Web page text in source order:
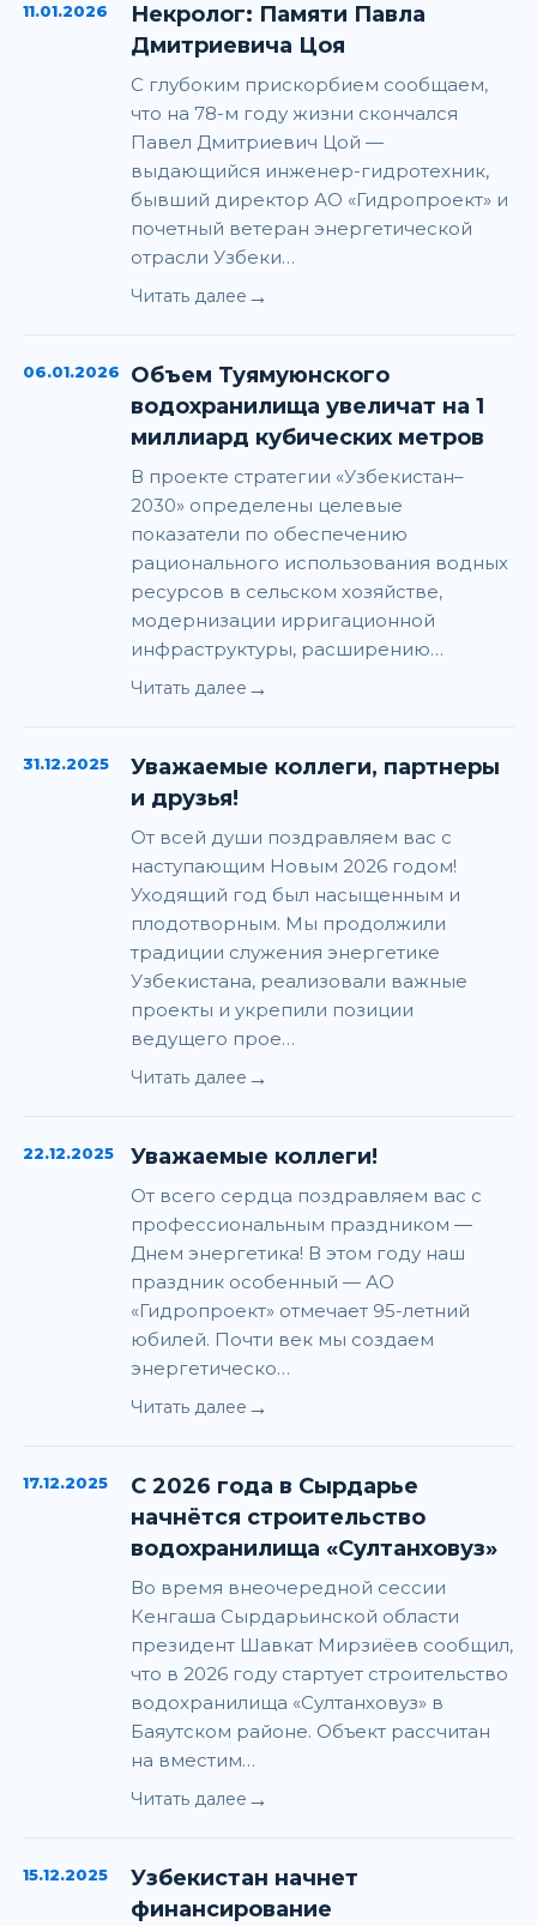
11.01.2026
Некролог: Памяти Павла
Дмитриевича Цоя
С глубоким прискорбием сообщаем,
что на 78-м году жизни скончался
Павел Дмитриевич Цой —
выдающийся инженер-гидротехник,
бывший директор АО «Гидропроект» и
почетный ветеран энергетической
отрасли Узбеки…
Читать далее →
06.01.2026
Объем Туямуюнского
водохранилища увеличат на 1
миллиард кубических метров
В проекте стратегии «Узбекистан–
2030» определены целевые
показатели по обеспечению
рационального использования водных
ресурсов в сельском хозяйстве,
модернизации ирригационной
инфраструктуры, расширению…
Читать далее →
31.12.2025
Уважаемые коллеги, партнеры
и друзья!
От всей души поздравляем вас с
наступающим Новым 2026 годом!
Уходящий год был насыщенным и
плодотворным. Мы продолжили
традиции служения энергетике
Узбекистана, реализовали важные
проекты и укрепили позиции
ведущего прое…
Читать далее →
22.12.2025 Уважаемые коллеги!
От всего сердца поздравляем вас с
профессиональным праздником —
Днем энергетика! В этом году наш
праздник особенный — АО
«Гидропроект» отмечает 95-летний
юбилей. Почти век мы создаем
энергетическо…
Читать далее →
17.12.2025
С 2026 года в Сырдарье
начнётся строительство
водохранилища «Султанховуз»
Во время внеочередной сессии
Кенгаша Сырдарьинской области
президент Шавкат Мирзиёев сообщил,
что в 2026 году стартует строительство
водохранилища «Султанховуз» в
Баяутском районе. Объект рассчитан
на вместим…
Читать далее →
15.12.2025
Узбекистан начнет
финансирование